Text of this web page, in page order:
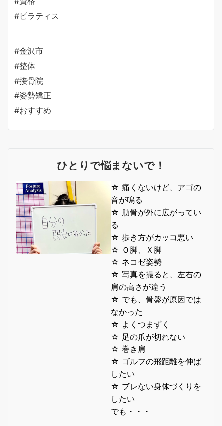
#ピラティス
#金沢市
#整体
#接骨院
#姿勢矯正
#おすすめ
ひとりで悩まないで！
☆ 痛くないけど、アゴの
音が鳴る
☆ 肋骨が外に広がってい
る
☆ 歩き方がカッコ悪い
☆ Ｏ脚、Ｘ脚
☆ ネコゼ姿勢
☆ 写真を撮ると、左右の
肩の高さが違う
☆ でも、骨盤が原因では
なかった
☆ よくつまずく
☆ 足の爪が切れない
☆ 巻き肩
☆ ゴルフの飛距離を伸ば
したい
☆ ブレない身体づくりを
したい
でも・・・